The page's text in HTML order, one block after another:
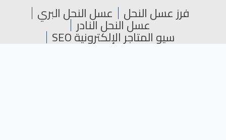
فرز عسل النحل عسل النحل البري
عسل النحل النادر
سيو المتاجر الإلكترونية SEO
عسل النحل للأطفال